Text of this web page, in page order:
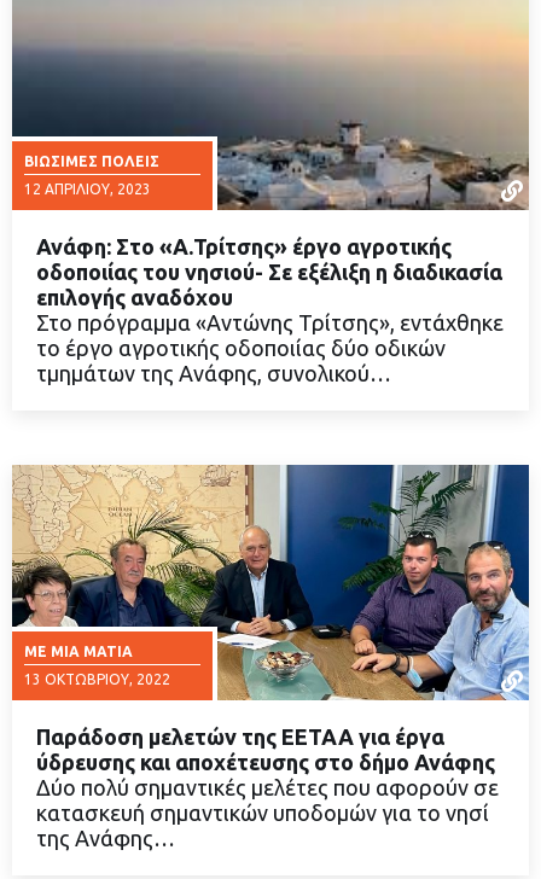
ΒΙΏΣΙΜΕΣ ΠΌΛΕΙΣ
12 ΑΠΡΙΛΊΟΥ, 2023
ΔΙΑΒΑΣΤΕ ΠΕΡΙΣΣΟΤΕΡΑ
Ανάφη: Στο «Α.Τρίτσης» έργο αγροτικής
οδοποιίας του νησιού- Σε εξέλιξη η διαδικασία
επιλογής αναδόχου
Στο πρόγραμμα «Αντώνης Τρίτσης», εντάχθηκε
το έργο αγροτικής οδοποιίας δύο οδικών
τμημάτων της Ανάφης, συνολικού…
ΜΕ ΜΙΑ ΜΑΤΙΆ
13 ΟΚΤΩΒΡΊΟΥ, 2022
ΔΙΑΒΑΣΤΕ ΠΕΡΙΣΣΟΤΕΡΑ
Παράδοση μελετών της ΕΕΤΑΑ για έργα
ύδρευσης και αποχέτευσης στο δήμο Ανάφης
Δύο πολύ σημαντικές μελέτες που αφορούν σε
κατασκευή σημαντικών υποδομών για το νησί
της Ανάφης…